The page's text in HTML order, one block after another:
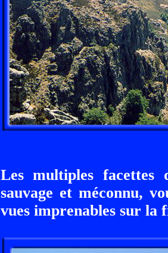
Les multiples
sauvage et méconnu,
vues imprenables sur la